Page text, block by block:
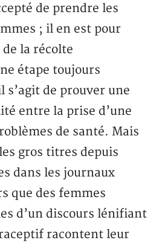
de prendre les
; il en est pour
la récolte
étape toujours
s’agit de prouver une
entre la prise d’une
de santé. Mais
gros titres depuis
dans les journaux
que des femmes
d’un discours lénifiant
racontent leur